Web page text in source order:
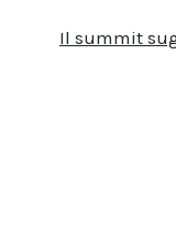
Il summit